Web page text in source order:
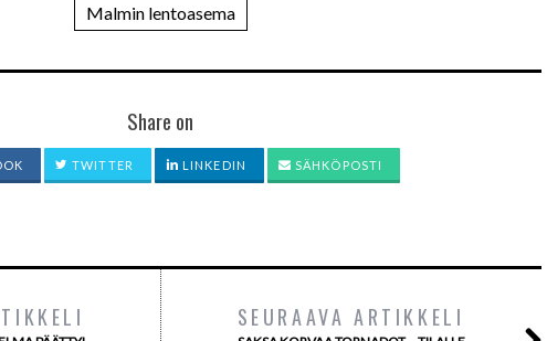
Malmin lentoasema
Share on
TWITTER LINKEDIN SÄHKÖPOSTI
SEURAAVA ARTIKKELI